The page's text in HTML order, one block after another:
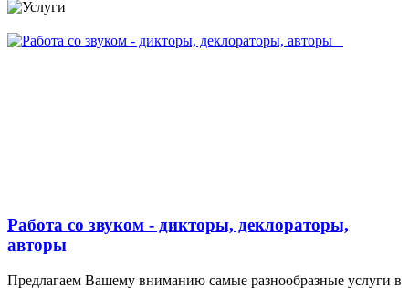
Работа со звуком - дикторы, деклораторы,
авторы
Предлагаем Вашему вниманию самые разнообразные услуги в